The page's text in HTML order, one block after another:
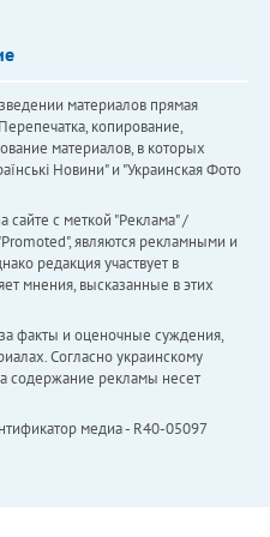
материалов прямая
копирование,
материалов, в которых
Новини" и "Украинская Фото
с меткой "Реклама" /
являются рекламными и
редакция участвует в
мнения, высказанные в этих
факты и оценочные суждения,
Согласно украинскому
содержание рекламы несет
медиа - R40-05097